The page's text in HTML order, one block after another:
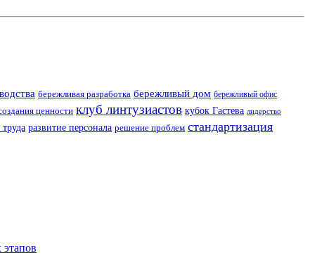
бережливая разработка бережливый дом бережливый офис
ценности клуб линтузиастов кубок Гастева лидерство
развитие персонала решение проблем стандартизация